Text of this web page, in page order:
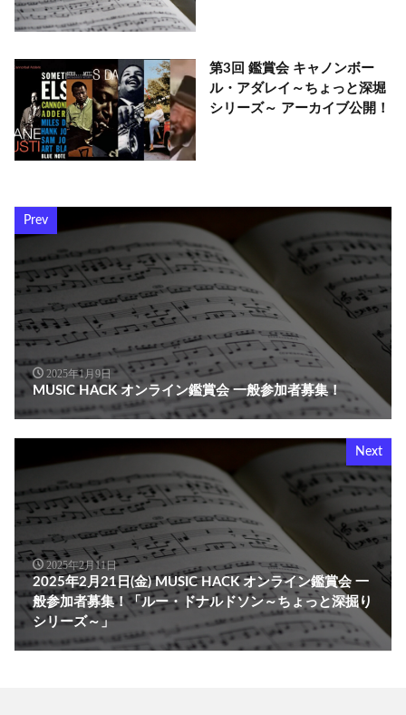
第3回 鑑賞会 キャノンボー
ル・アダレイ～ちょっと深堀
シリーズ～ アーカイブ公開！
Prev
2025年1月9日
MUSIC HACK オンライン鑑賞会 一般参加者募集！
Next
2025年2月11日
2025年2月21日(金) MUSIC HACK オンライン鑑賞会 一
般参加者募集！「ルー・ドナルドソン～ちょっと深掘り
シリーズ～」